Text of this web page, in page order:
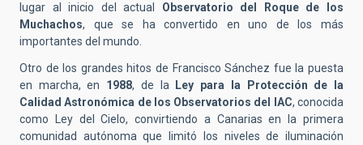
lugar al inicio del actual Observatorio del Roque de los
Muchachos, que se ha convertido en uno de los más
importantes del mundo.
Otro de los grandes hitos de Francisco Sánchez fue la puesta
en marcha, en 1988, de la
Ley para la Protección de la
Calidad Astronómica de los Observatorios del IAC, conocida
como Ley del Cielo, convirtiendo a Canarias en la primera
comunidad autónoma que limitó los niveles de iluminación